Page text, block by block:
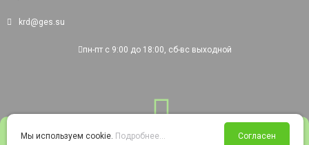
krd@ges.su
пн-пт с 9:00 до 18:00, сб-вс выходной
Мы используем cookie. Подробнее... Согласен